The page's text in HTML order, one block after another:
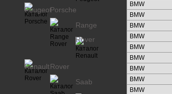
BMW
BMW
BMW
BMW
BMW
BMW
BMW
BMW
BMW
PeugeotPorsche
Range
Rover
RenaultRover
Saab